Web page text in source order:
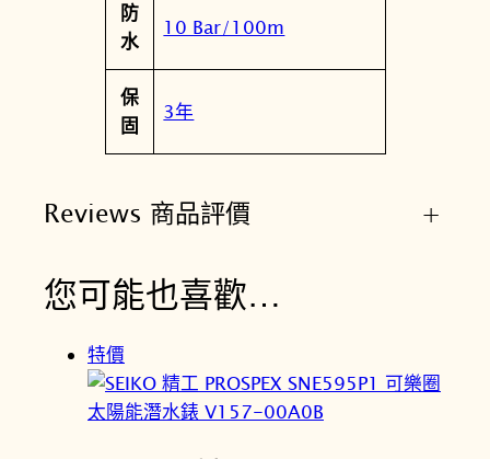
防
水
10 Bar/100m
保
固
3年
Reviews 商品評價 +
您可能也喜歡…
特價